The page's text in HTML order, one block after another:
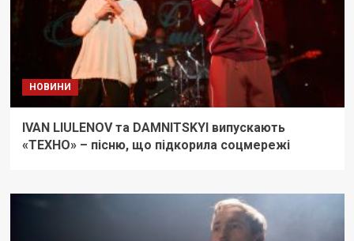
НОВИНИ
IVAN LIULENOV та DAMNITSKYI випускають
«ТЕХНО» – пісню, що підкорила соцмережі